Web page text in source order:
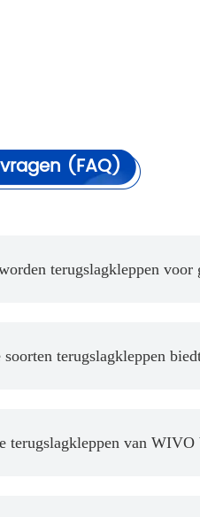
(FAQ)
terugslagkleppen voor
soorten terugslagkleppen
terugslagkleppen van